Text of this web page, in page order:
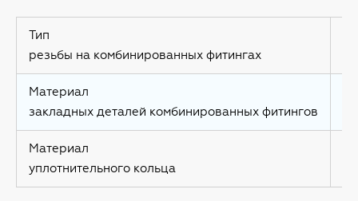
Тип
резьбы на комбинированных фитингах
Материал
закладных деталей комбинированных фитингов
Материал
уплотнительного кольца